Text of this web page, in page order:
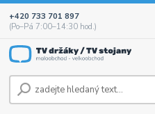
+420 733 701 897
(Po–Pá 7:00–14:30 hod.)